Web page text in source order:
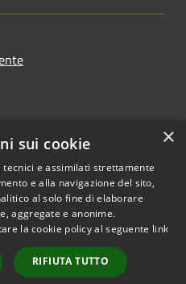
Copyright © 2026 • Comune di
Campiglia dei Berici • Powered
byMunicipium
Accesso
redazione
×
sui cookie
e assimilati strettamente
e alla navigazione del sito,
al solo fine di elaborare
aggregate e anonime.
la cookie policy al seguente link
RIFIUTA TUTTO